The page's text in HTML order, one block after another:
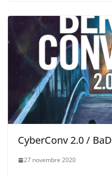
CyberConv 2.0 / BaD
27 novembre 2020